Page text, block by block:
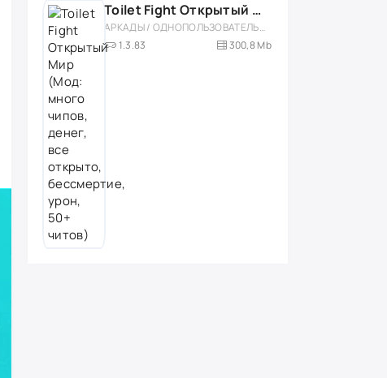
Toilet Fight Открытый Мир (Мод: много чипов, денег, все открыто, бессмертие, урон, 50+ читов)
АРКАДЫ / ОДНОПОЛЬЗОВАТЕЛЬСКИЕ / ОФЛАЙН / МОД / РОЛЕВЫЕ / ШУТЕРЫ / ОТКРЫТЫЙ МИР / ВСТРОЕННЫЙ КЕШ / 3D / ЭКШЕНЫ / ТУАЛЕТНЫЕ ВОЙНЫ / ДЛЯ ДЕТЕЙ
1.3.83
300,8 Mb